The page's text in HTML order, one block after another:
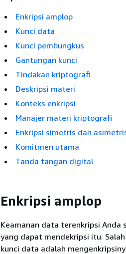
Enkripsi amplop
Kunci data
Kunci pembungkus
Gantungan kunci
Tindakan kriptografi
Deskripsi materi
Konteks enkripsi
Manajer materi kriptografi
Enkripsi simetris dan
Komitmen utama
Tanda tangan digital
Enkripsi amplop
Keamanan data terenkripsi Anda
yang dapat mendekripsi itu.
kunci data adalah